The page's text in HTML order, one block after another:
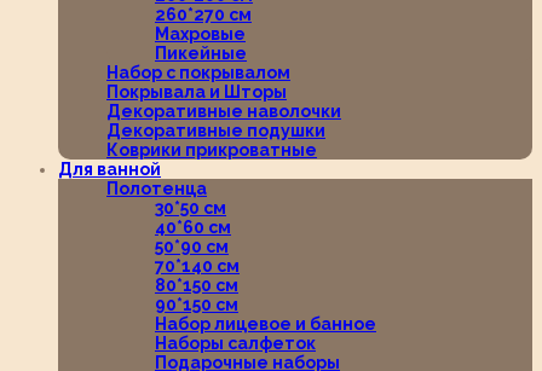
260*270 см
Махровые
Пикейные
Набор с покрывалом
Покрывала и Шторы
Декоративные наволочки
Декоративные подушки
Коврики прикроватные
Для ванной
Полотенца
30*50 см
40*60 см
50*90 см
70*140 см
80*150 см
90*150 см
Набор лицевое и банное
Наборы салфеток
Подарочные наборы